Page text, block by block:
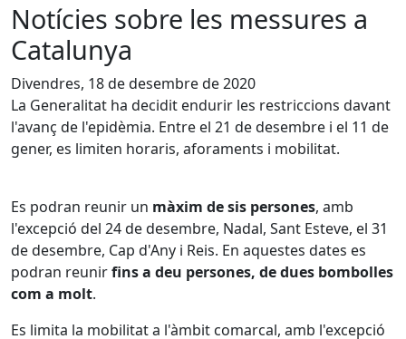
Notícies sobre les messures a
Catalunya
Divendres, 18 de desembre de 2020
La Generalitat ha decidit endurir les restriccions davant
l'avanç de l'epidèmia. Entre el 21 de desembre i el 11 de
gener, es limiten horaris, aforaments i mobilitat.
​Es podran reunir un màxim de sis persones, amb
l'excepció del 24 de desembre, Nadal, Sant Esteve, el 31
de desembre, Cap d'Any i Reis. En aquestes dates es
podran reunirfins a deu persones, de dues bombolles
com a molt.
Es limita la mobilitat a l'àmbit comarcal, amb l'excepció